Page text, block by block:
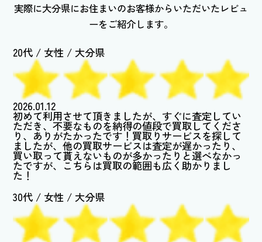
実際に大分県にお住まいのお客様からいただいたレビュ
ーをご紹介します。
20代 / 女性 / 大分県
2026.01.12
初めて利用させて頂きましたが、すぐに査定してい
ただき、不要なものを納得の値段で買取してくださ
り、ありがたかったです！買取りサービスを探して
ましたが、他の買取サービスは査定が遅かったり、
買い取って貰えないものが多かったりと選べなかっ
たですが、こちらは買取の範囲も広く助かりまし
た！
30代 / 女性 / 大分県